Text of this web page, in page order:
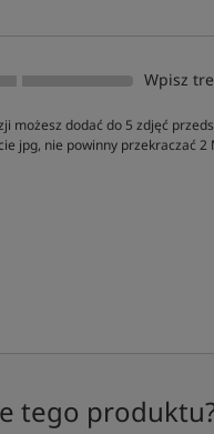
Wpisz
możesz dodać do 5 zdjęć
jpg, nie powinny przekraczać 2
tego